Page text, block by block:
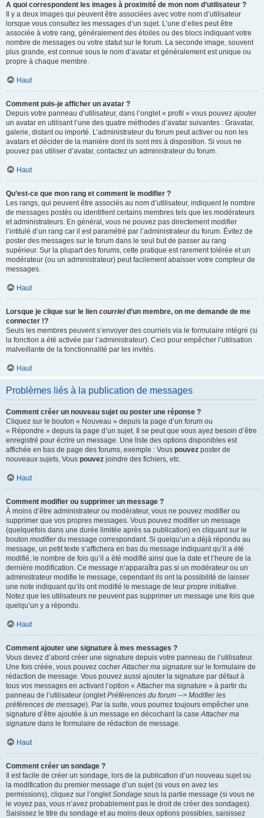
A quoi correspondent les images à proximité de mon nom d’utilisateur ?
Il y a deux images qui peuvent être associées avec votre nom d’utilisateur
lorsque vous consultez les messages d’un sujet. L’une d’elles peut être
associée à votre rang, généralement des étoiles ou des blocs indiquant votre
nombre de messages ou votre statut sur le forum. La seconde image, souvent
plus grande, est connue sous le nom d’avatar et généralement est unique ou
propre à chaque membre.
Haut
Comment puis-je afficher un avatar ?
Depuis votre panneau d’utilisateur, dans l’onglet « profil » vous pouvez ajouter
un avatar en utilisant l’une des quatre méthodes d’avatar suivantes : Gravatar,
galerie, distant ou importé. L’administrateur du forum peut activer ou non les
avatars et décider de la manière dont ils sont mis à disposition. Si vous ne
pouvez pas utiliser d’avatar, contactez un administrateur du forum.
Haut
Qu’est-ce que mon rang et comment le modifier ?
Les rangs, qui peuvent être associés au nom d’utilisateur, indiquent le nombre
de messages postés ou identifient certains membres tels que les modérateurs
et administrateurs. En général, vous ne pouvez pas directement modifier
l’intitulé d’un rang car il est paramétré par l’administrateur du forum. Évitez de
poster des messages sur le forum dans le seul but de passer au rang
supérieur. Sur la plupart des forums, cette pratique est rarement tolérée et un
modérateur (ou un administrateur) peut facilement abaisser votre compteur de
messages.
Haut
Lorsque je clique sur le lien courrield’un membre, on me demande de me
connecter !?
Seuls les membres peuvent s’envoyer des courriels via le formulaire intégré (si
la fonction a été activée par l’administrateur). Ceci pour empêcher l’utilisation
malveillante de la fonctionnalité par les invités.
Haut
Problèmes liés à la publication de messages
Comment créer un nouveau sujet ou poster une réponse ?
Cliquez sur le bouton « Nouveau » depuis la page d’un forum ou
« Répondre » depuis la page d’un sujet. Il se peut que vous ayez besoin d’être
enregistré pour écrire un message. Une liste des options disponibles est
affichée en bas de page des forums, exemple : Vous pouvez poster de
nouveaux sujets, Vous pouvez joindre des fichiers, etc.
Haut
Comment modifier ou supprimer un message ?
À moins d’être administrateur ou modérateur, vous ne pouvez modifier ou
supprimer que vos propres messages. Vous pouvez modifier un message
(quelquefois dans une durée limitée après sa publication) en cliquant sur le
bouton modifierdu message correspondant. Si quelqu’un a déjà répondu au
message, un petit texte s’affichera en bas du message indiquant qu’il a été
modifié, le nombre de fois qu’il a été modifié ainsi que la date et l’heure de la
dernière modification. Ce message n’apparaîtra pas si un modérateur ou un
administrateur modifie le message, cependant ils ont la possibilité de laisser
une note indiquant qu’ils ont modifié le message de leur propre initiative.
Notez que les utilisateurs ne peuvent pas supprimer un message une fois que
quelqu’un y a répondu.
Haut
Comment ajouter une signature à mes messages ?
Vous devez d’abord créer une signature depuis votre panneau de l’utilisateur.
Une fois créée, vous pouvez cocherAttacher ma signature sur le formulaire de
rédaction de message. Vous pouvez aussi ajouter la signature par défaut à
tous vos messages en activant l’option « Attacher ma signature » à partir du
panneau de l’utilisateur (ongletPréférences du forum --> Modifier les
préférences de message). Par la suite, vous pourrez toujours empêcher une
signature d’être ajoutée à un message en décochant la caseAttacher ma
signature dans le formulaire de rédaction de message.
Haut
Comment créer un sondage ?
Il est facile de créer un sondage, lors de la publication d’un nouveau sujet ou
la modification du premier message d’un sujet (si vous en avez les
permissions), cliquez sur l’ongletSondage sous la partie message (si vous ne
le voyez pas, vous n’avez probablement pas le droit de créer des sondages).
Saisissez le titre du sondage et au moins deux options possibles, saisissez